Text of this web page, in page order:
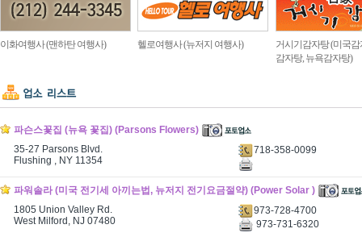
이화여행사 (맨하탄 여행사) 헬로여행사 (뉴저지 여행사)
거시기감자탕 (미국감
감자탕, 뉴욕감자탕)
파슨스꽃집 (뉴욕 꽃집) (Parsons Flowers)
35-27 Parsons Blvd.
Flushing , NY 11354
718-358-0099
파워솔라 (미국 전기세 아끼는법, 뉴저지 전기요금절약) (Power Solar )
1805 Union Valley Rd.
West Milford, NJ 07480
973-728-4700
973-731-6320